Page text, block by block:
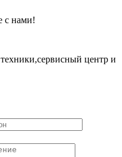
с нами!
центр и